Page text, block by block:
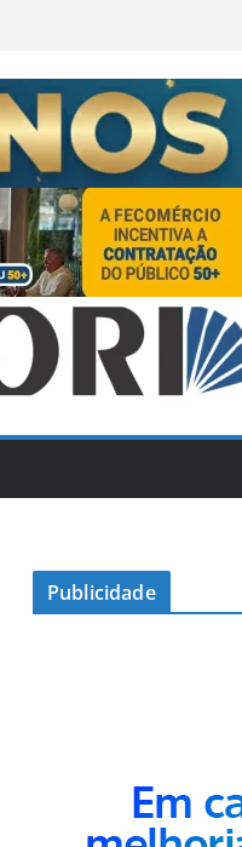
Publicidade